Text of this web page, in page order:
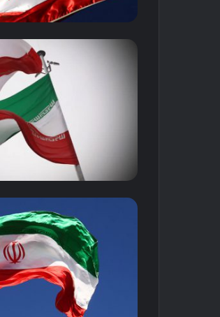
ن
ا
ر
گ
ن
ب
د